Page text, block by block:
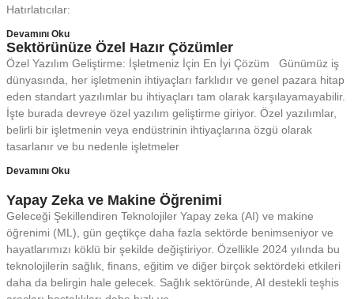
Hatırlatıcılar:
Devamını Oku
Sektörünüze Özel Hazır Çözümler
Özel Yazılım Geliştirme: İşletmeniz İçin En İyi Çözüm Günümüz iş
dünyasında, her işletmenin ihtiyaçları farklıdır ve genel pazara hitap
eden standart yazılımlar bu ihtiyaçları tam olarak karşılayamayabilir.
İşte burada devreye özel yazılım geliştirme giriyor. Özel yazılımlar,
belirli bir işletmenin veya endüstrinin ihtiyaçlarına özgü olarak
tasarlanır ve bu nedenle işletmeler
Devamını Oku
Yapay Zeka ve Makine Öğrenimi
Geleceği Şekillendiren Teknolojiler Yapay zeka (AI) ve makine
öğrenimi (ML), gün geçtikçe daha fazla sektörde benimseniyor ve
hayatlarımızı köklü bir şekilde değiştiriyor. Özellikle 2024 yılında bu
teknolojilerin sağlık, finans, eğitim ve diğer birçok sektördeki etkileri
daha da belirgin hale gelecek. Sağlık sektöründe, AI destekli teşhis